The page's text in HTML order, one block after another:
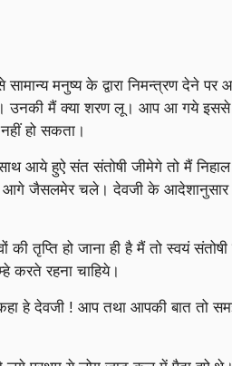
मनुष्य के द्वारा निमन्त्रण देने
उनकी मैं क्या शरण लू। आप आ गये इससे
हो सकता।
हुऐ संत संतोषी जीमेगे तो मैं निहाल
जैसलमेर चले। देवजी के आदेशानुसार
तृप्ति हो जाना ही है मैं तो स्वयं
करते रहना चाहिये।
कहा हे देवजी ! आप तथा आपकी बात